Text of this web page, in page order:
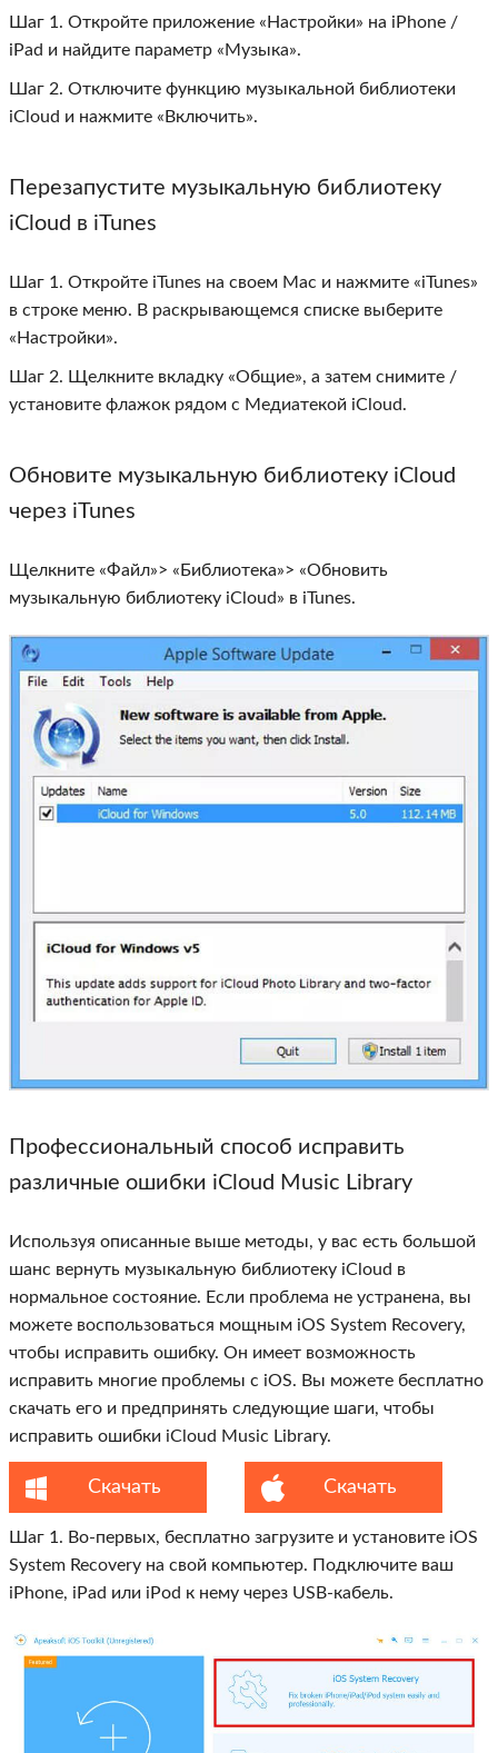
Шаг 1. Откройте приложение «Настройки» на iPhone /
iPad и найдите параметр «Музыка».
Шаг 2. Отключите функцию музыкальной библиотеки
iCloud и нажмите «Включить».
Перезапустите музыкальную библиотеку
iCloud в iTunes
Шаг 1. Откройте iTunes на своем Mac и нажмите «iTunes»
в строке меню. В раскрывающемся списке выберите
«Настройки».
Шаг 2. Щелкните вкладку «Общие», а затем снимите /
установите флажок рядом с Медиатекой iCloud.
Обновите музыкальную библиотеку iCloud
через iTunes
Щелкните «Файл»> «Библиотека»> «Обновить
музыкальную библиотеку iCloud» в iTunes.
Профессиональный способ исправить
различные ошибки iCloud Music Library
Используя описанные выше методы, у вас есть большой
шанс вернуть музыкальную библиотеку iCloud в
нормальное состояние. Если проблема не устранена, вы
можете воспользоваться мощным iOS System Recovery,
чтобы исправить ошибку. Он имеет возможность
исправить многие проблемы с iOS. Вы можете бесплатно
скачать его и предпринять следующие шаги, чтобы
исправить ошибки iCloud Music Library.
Скачать Скачать
Шаг 1. Во-первых, бесплатно загрузите и установите iOS
System Recovery на свой компьютер. Подключите ваш
iPhone, iPad или iPod к нему через USB-кабель.